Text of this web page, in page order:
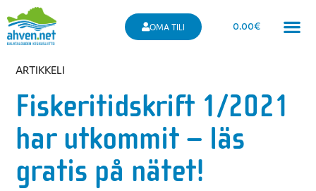
OMA TILI 0.00€
ARTIKKELI
Fiskeritidskrift 1/2021
har utkommit – läs
gratis på nätet!